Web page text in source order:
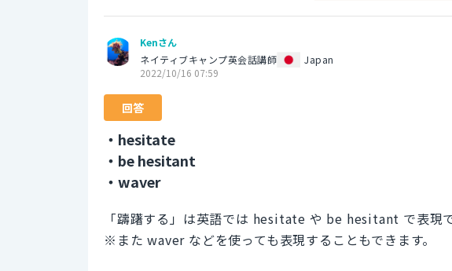
Kenさん
ネイティブキャンプ英会話講師
Japan
2022/10/16 07:59
回答
・hesitate
・be hesitant
・waver
「躊躇する」は英語では hesitate や be hesitant で表現で
※また waver などを使っても表現することもできます。